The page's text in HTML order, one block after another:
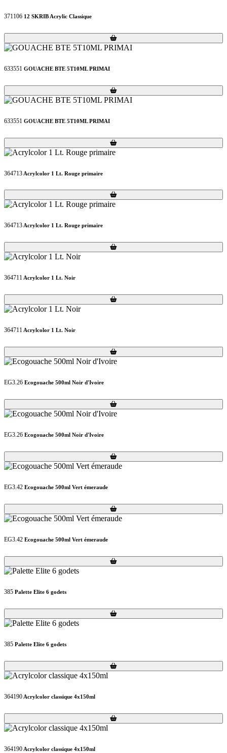
371106 12 SKRIB Acrylic Classique
Loading...
Loading...
633551 GOUACHE BTE 5T10ML PRIMAI
Loading...
Loading...
633551 GOUACHE BTE 5T10ML PRIMAI
Loading...
Loading...
364713 Acrylcolor 1 Lt. Rouge primaire
Loading...
Loading...
364713Acrylcolor 1 Lt. Rouge primaire
Loading...
Loading...
364711 Acrylcolor 1 Lt. Noir
Loading...
Loading...
364711 Acrylcolor 1 Lt. Noir
Loading...
Loading...
EG3.26 Ecogouache 500ml Noir d'Ivoire
Loading...
Loading...
EG3.26 Ecogouache 500ml Noir d'Ivoire
Loading...
Loading...
EG3.42 Ecogouache 500ml Vert émeraude
Loading...
Loading...
EG3.42 Ecogouache 500ml Vert émeraude
Loading...
Loading...
385 Palette Elite 6 godets
Loading...
Loading...
385 Palette Elite 6 godets
Loading...
Loading...
364190 Acrylcolor classique 4x150ml
Loading...
Loading...
364190 Acrylcolor classique 4x150ml